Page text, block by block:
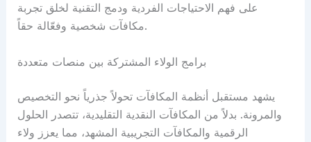
على فهم الاحتياجات الفردية ودمج التقنية لخلق تجربة
مكافآت شخصية وفعّالة حقاً.
برامج الولاء المشتركة بين منصات متعددة
يشهد مستقبل أنظمة المكافآت تحولاً جذرياً نحو التخصيص
والمرونة. بدلاً من المكافآت النقدية التقليدية، تتصدر الحلول
الرقمية والمكافآت التجريبية المشهد، مما يعزز ولاء